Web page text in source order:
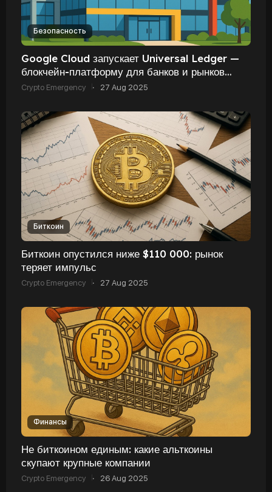
Безопасность
Google Cloud запускает Universal Ledger —
блокчейн-платформу для банков и рынков
капитала
Crypto Emergency · 27 Aug 2025
Биткоин
Биткоин опустился ниже $110 000: рынок
теряет импульс
Crypto Emergency · 27 Aug 2025
Финансы
Не биткоином единым: какие альткоины
скупают крупные компании
Crypto Emergency · 26 Aug 2025